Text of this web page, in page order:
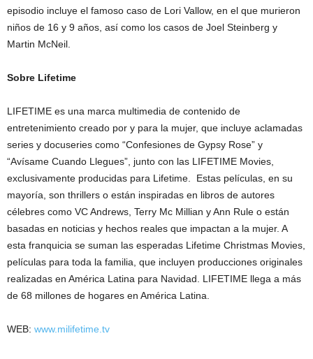
episodio incluye el famoso caso de Lori Vallow, en el que murieron
niños de 16 y 9 años, así como los casos de Joel Steinberg y
Martin McNeil.
Sobre Lifetime
LIFETIME es una marca multimedia de contenido de
entretenimiento creado por y para la mujer, que incluye aclamadas
series y docuseries como “Confesiones de Gypsy Rose” y
“Avísame Cuando Llegues”, junto con las LIFETIME Movies,
exclusivamente producidas para Lifetime. Estas películas, en su
mayoría, son thrillers o están inspiradas en libros de autores
célebres como VC Andrews, Terry Mc Millian y Ann Rule o están
basadas en noticias y hechos reales que impactan a la mujer. A
esta franquicia se suman las esperadas Lifetime Christmas Movies,
películas para toda la familia, que incluyen producciones originales
realizadas en América Latina para Navidad. LIFETIME llega a más
de 68 millones de hogares en América Latina.
WEB: www.milifetime.tv